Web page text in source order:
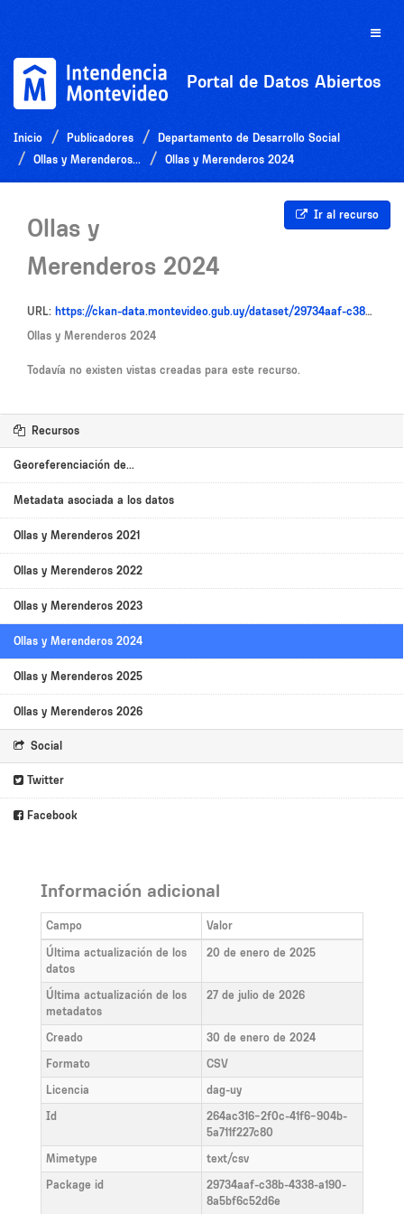
Toggle
Portal de Datos Abiertos
Inicio Publicadores
Departamento de Desarrollo Social
Ollas y Merenderos...
Ollas y Merenderos 2024
Ir al recurso
Ollas y
Merenderos 2024
URL: https://ckan-data.montevideo.gub.uy/dataset/29734aaf-c38b-4338-a190-8a5bf6c52d6e/resource/264ac316-2f0c-41f6-904b-5a711f227c80/download/planilla-2.xlsx-datos-abiertos-2024-3.csv
Ollas y Merenderos 2024
Todavía no existen vistas creadas para este recurso.
Recursos
Georeferenciación de...
Metadata asociada a los datos
Ollas y Merenderos 2021
Ollas y Merenderos 2022
Ollas y Merenderos 2023
Ollas y Merenderos 2024
Ollas y Merenderos 2025
Ollas y Merenderos 2026
Social
Twitter
Facebook
Información adicional
Campo
Valor
Última actualización de los
datos
20 de enero de 2025
Última actualización de los
metadatos
27 de julio de 2026
Creado
30 de enero de 2024
Formato
CSV
Licencia
dag-uy
Id
264ac316-2f0c-41f6-904b-
5a711f227c80
Mimetype
text/csv
Package id
29734aaf-c38b-4338-a190-
8a5bf6c52d6e